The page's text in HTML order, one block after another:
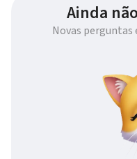
Ainda
Novas perguntas